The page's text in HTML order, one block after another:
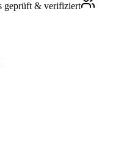
geprüft & verifiziert